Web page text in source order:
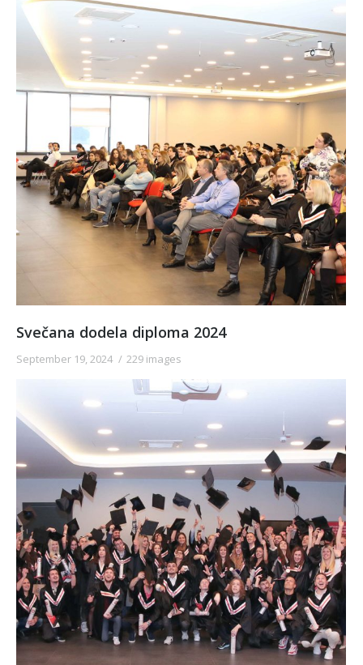
Svečana dodela diploma 2024
September 19, 2024 229 images